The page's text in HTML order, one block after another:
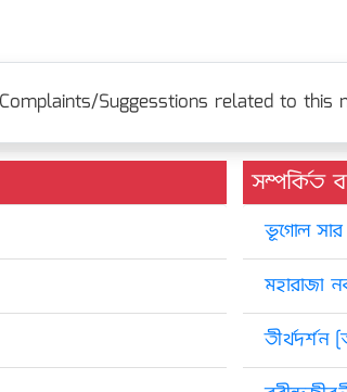
Suggesstions related to this
সম্পর্কিত
ভূগোল সার
মহারাজা